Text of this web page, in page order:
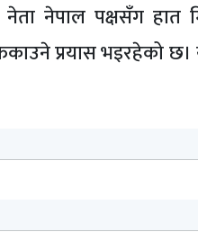
नेता नेपाल पक्षसँग
प्रयास भइरहेको